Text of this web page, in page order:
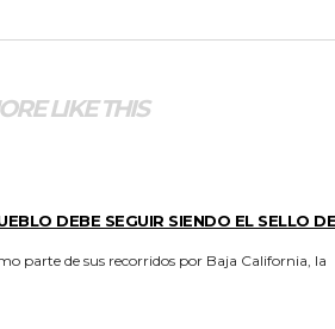
LIKE THIS
DEBE SEGUIR SIENDO EL SELLO